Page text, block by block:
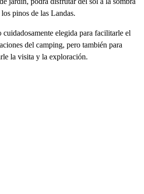
los pinos de las Landas.
cuidadosamente elegida para facilitarle el
del camping, pero también para
la visita y la exploración.